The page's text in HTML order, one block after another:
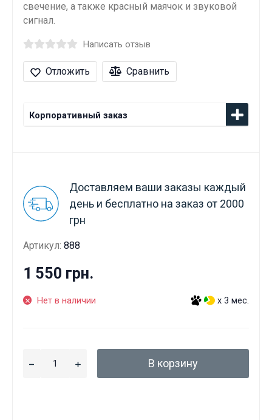
свечение, а также красный маячок и звуковой
сигнал.
Написать отзыв
Отложить Сравнить
Корпоративный заказ
Доставляем ваши заказы каждый
день и бесплатно на заказ от 2000
грн
Артикул: 888
1 550 грн.
Нет в наличии x 3 мес.
В корзину